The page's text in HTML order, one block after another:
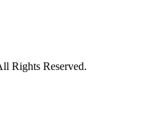
Rights Reserved.